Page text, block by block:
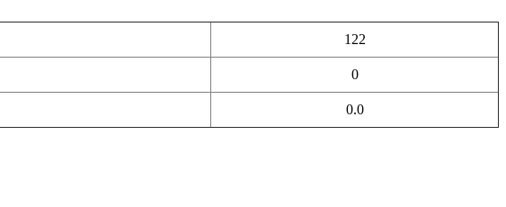
122
0
0.0